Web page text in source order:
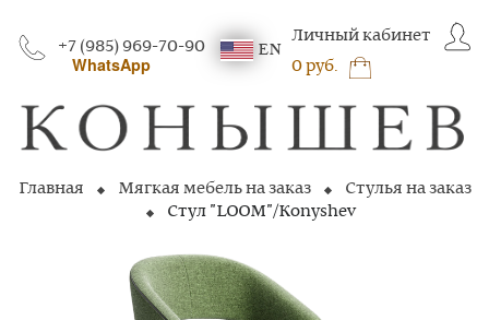
+7 (985) 969-70-90
WhatsApp
EN
Личный кабинет
0 руб.
Главная Мягкая мебель на заказ
Стулья на заказ
Стул "LOOM"/Konyshev